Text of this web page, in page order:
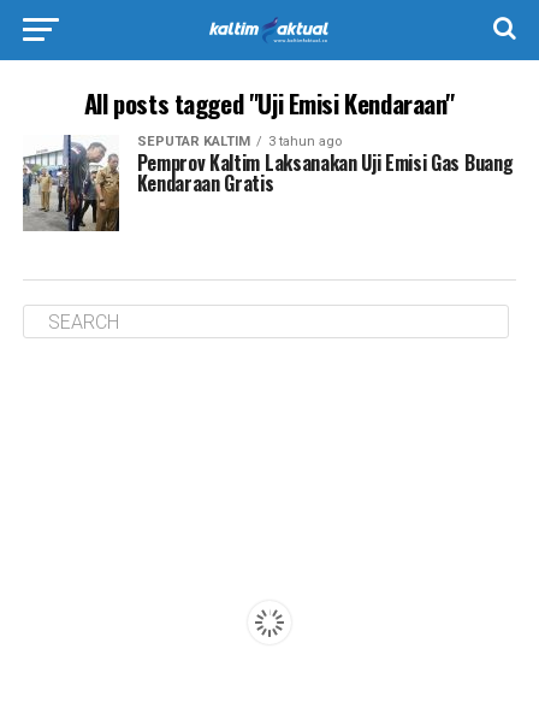
All posts tagged "Uji Emisi Kendaraan"
SEPUTAR KALTIM 3 tahun ago
Pemprov Kaltim Laksanakan Uji Emisi Gas Buang
Kendaraan Gratis